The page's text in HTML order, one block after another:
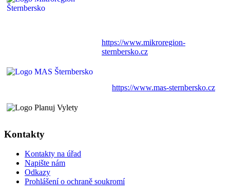
https://www.mikroregion-
sternbersko.cz
https://www.mas-sternbersko.cz
Kontakty
Kontakty na úřad
Napište nám
Odkazy
Prohlášení o ochraně soukromí